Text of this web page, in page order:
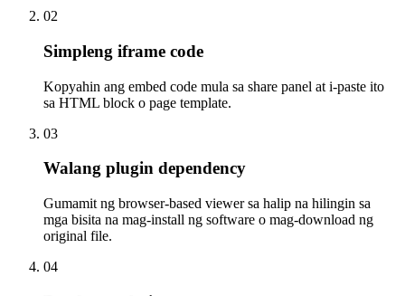
02
Simpleng iframe code
Kopyahin ang embed code mula sa share panel at i-paste ito
sa HTML block o page template.
03
Walang plugin dependency
Gumamit ng browser-based viewer sa halip na hilingin sa
mga bisita na mag-install ng software o mag-download ng
original file.
04